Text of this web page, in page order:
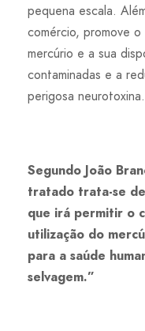
pequena escala.
comércio, promove
mercúrio e a sua
contaminadas e a
perigosa neurotoxina.
Segundo João
tratado trata-se
que irá permitir o
utilização do
para a saúde
selvagem.”